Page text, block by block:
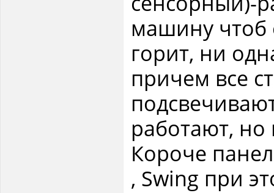
машину чтоб
горит, ни
причем все
работают, но
Короче
, Swing при